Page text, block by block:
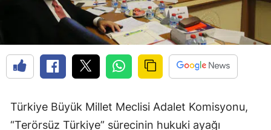
Türkiye Büyük Millet Meclisi Adalet Komisyonu,
“Terörsüz Türkiye” sürecinin hukuki ayağı